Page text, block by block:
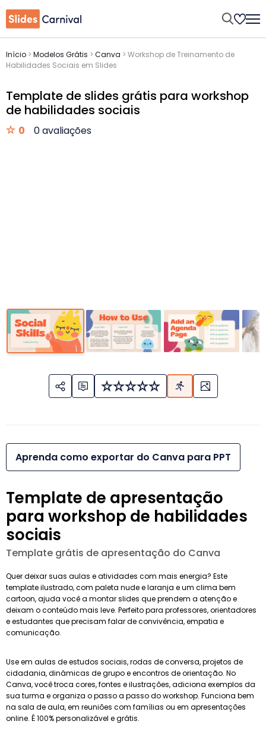
Início > Modelos Grátis > Canva > Workshop de Treinamento de
Habilidades Sociais em Slides
Template de slides grátis para workshop
de habilidades sociais
0 0 avaliações
Aprenda como exportar do Canva para PPT
Template de apresentação
para workshop de habilidades
sociais
Template grátis de apresentação do Canva
Quer deixar suas aulas e atividades com mais energia? Este
template ilustrado, com paleta nude e laranja e um clima bem
cartoon, ajuda você a montar slides que prendem a atenção e
deixam o conteúdo mais leve. Perfeito para professores, orientadores
e estudantes que precisam falar de convivência, empatia e
comunicação.
Use em aulas de estudos sociais, rodas de conversa, projetos de
cidadania, dinâmicas de grupo e encontros de orientação. No
Canva, você troca cores, fontes e ilustrações, adiciona exemplos da
sua turma e organiza o passo a passo do workshop. Funciona bem
na sala de aula, em reuniões com famílias ou em apresentações
online. É 100% personalizável e grátis.